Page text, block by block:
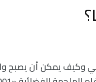
وكيف يمكن أن يصبح